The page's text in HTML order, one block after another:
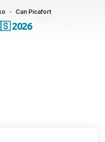
Can Picafort
2026